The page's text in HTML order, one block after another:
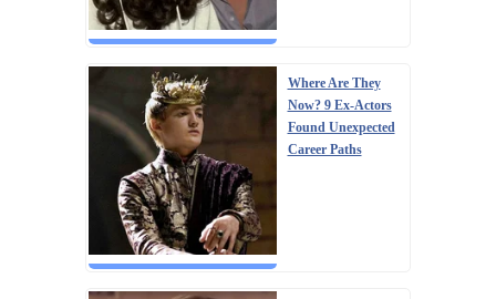
Where Are They
Now? 9 Ex-Actors
Found Unexpected
Career Paths